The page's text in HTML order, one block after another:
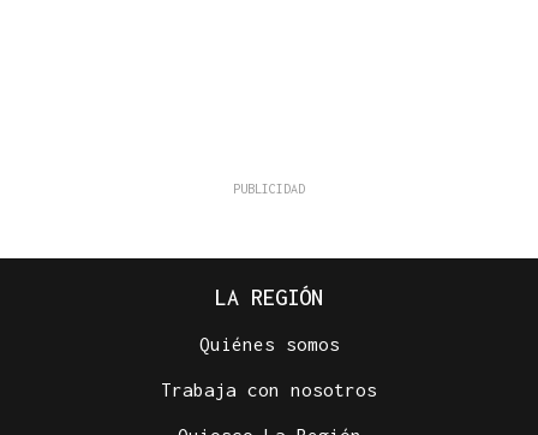
LA REGIÓN
Quiénes somos
Trabaja con nosotros